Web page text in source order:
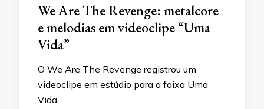
We Are The Revenge: metalcore
e melodias em videoclipe “Uma
Vida”
O We Are The Revenge registrou um
videoclipe em estúdio para a faixa Uma
Vida, …